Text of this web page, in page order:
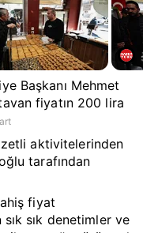
Başkanı Mehmet
fiyatın 200 lira
aktivitelerinden
tarafından
fiyat
sık denetimler ve